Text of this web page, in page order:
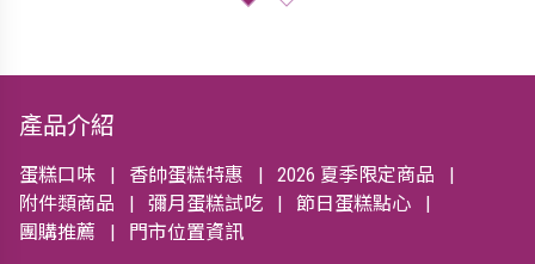
產品介紹
蛋糕口味 香帥蛋糕特惠
2026 夏季限定商品
附件類商品
彌月蛋糕試吃
節日蛋糕點心
團購推薦
門市位置資訊